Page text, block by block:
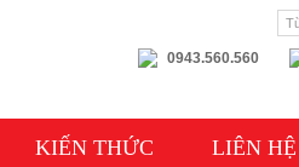
0943.560.560
KIẾN THỨC LIÊN HỆ